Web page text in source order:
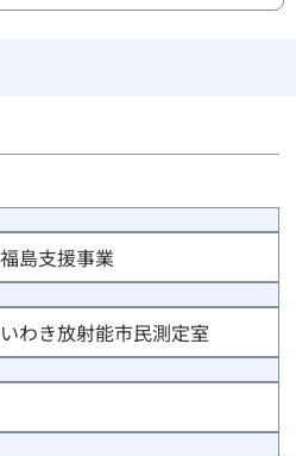
島支援事業
わき放射能市民測定室